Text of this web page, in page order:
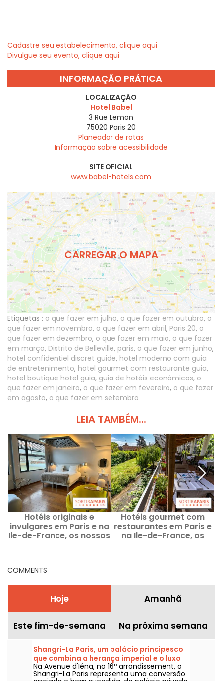
Cadastre seu estabelecimento, clique aqui
Divulgue seu evento, clique aqui
INFORMAÇÃO PRÁTICA
LOCALIZAÇÃO
Hotel Babel
3 Rue Lemon
75020 Paris 20
Planeador de rotas
Informação sobre acessibilidade
SITE OFICIAL
www.babel-hotels.com
CARREGAR O MAPA
Etiquetas : o que fazer em julho, o que fazer em outubro, o
que fazer em novembro, o que fazer em abril, Paris 20, o
que fazer em dezembro, o que fazer em maio, o que fazer
em março, Distrito de Belleville, paris, o que fazer em junho,
hotel confidentiel discret guide, hotel moderno com guia
de entretenimento, hotel gourmet com restaurante guia,
hotel boutique hotel guia, guia de hotéis económicos, o
que fazer em janeiro, o que fazer em fevereiro, o que fazer
em agosto, o que fazer em setembro
LEIA TAMBÉM...
Hotéis originais e
invulgares em Paris e na
Ile-de-France, os nossos
Hotéis gourmet com
restaurantes em Paris e
na Ile-de-France, os
COMMENTS
Hoje Amanhã
Este fim-de-semana Na próxima semana
Shangri-La Paris, um palácio principesco
que combina a herança imperial e o luxo
asiático na Avenue d'Iéna
Na Avenue d'Iéna, no 16º arrondissement, o
Shangri-La Paris representa uma conversão